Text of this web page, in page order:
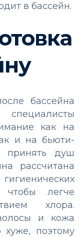
в бассейн.
бассейна
как на
и на бьюти-
принять душ
рассчитана
легче
хлора.
и кожа
хуже, поэтому